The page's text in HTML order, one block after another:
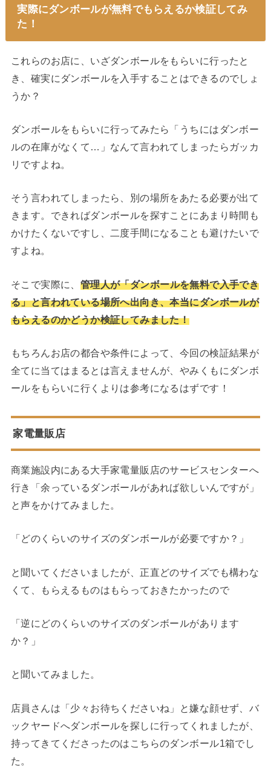
実際にダンボールが無料でもらえるか検証してみ
た！
これらのお店に、いざダンボールをもらいに行ったと
き、確実にダンボールを入手することはできるのでしょ
うか？
ダンボールをもらいに行ってみたら「うちにはダンボー
ルの在庫がなくて…」なんて言われてしまったらガッカ
リですよね。
そう言われてしまったら、別の場所をあたる必要が出て
きます。できればダンボールを探すことにあまり時間も
かけたくないですし、二度手間になることも避けたいで
すよね。
そこで実際に、 管理人が「ダンボールを無料で入手でき
る」と言われている場所へ出向き、本当にダンボールが
もらえるのかどうか検証してみました！
もちろんお店の都合や条件によって、今回の検証結果が
全てに当てはまるとは言えませんが、やみくもにダンボ
ールをもらいに行くよりは参考になるはずです！
家電量販店
商業施設内にある大手家電量販店のサービスセンターへ
行き「余っているダンボールがあれば欲しいんですが」
と声をかけてみました。
「どのくらいのサイズのダンボールが必要ですか？」
と聞いてくださいましたが、正直どのサイズでも構わな
くて、もらえるものはもらっておきたかったので
「逆にどのくらいのサイズのダンボールがあります
か？」
と聞いてみました。
店員さんは「少々お待ちくださいね」と嫌な顔せず、バ
ックヤードへダンボールを探しに行ってくれましたが、
持ってきてくださったのはこちらのダンボール1箱でし
た。